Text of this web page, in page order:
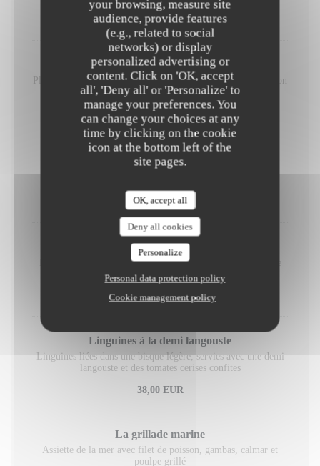
your browsing, measure site
audience, provide features
(e.g., related to social
networks) or display
personalized advertising or
content. Click on 'OK, accept
all', 'Deny all' or 'Personalize' to
manage your preferences. You
can change your choices at any
time by clicking on the cookie
icon at the bottom left of the
site pages.
OK, accept all
Deny all cookies
Personalize
Personal data protection policy
Cookie management policy
28,00 EUR
12 Pièces
Grand plateau de sushis
Plateau de sushis à partager, créé à la minute selon l'inspiration
de notre maître Sushi - 30 pièces uniques
130,00 EUR
Saveurs de Méditerranée
CÔTÉ MER
Poulpe entier grillé
Poulpe tendre grillé, servi avec une sauce vierge et purée de
patate douce
33,00 EUR
Linguines à la demi langouste
Linguines liées dans une bisque légère, servies avec une demi
langouste et des tomates cerises confites
38,00 EUR
La grillade marine
Assiette de la mer avec filet de poisson, gambas, calmar et
poulpe grillé